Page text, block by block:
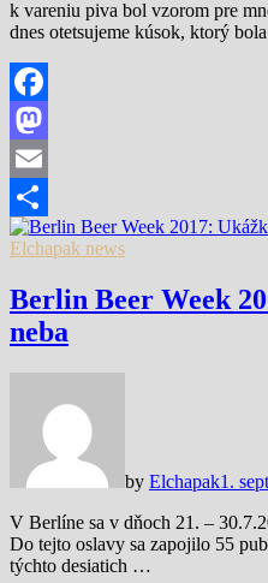
k vareniu piva bol vzorom pre
dnes otetsujeme kúsok, ktorý
Facebook
Mastodon
Email
Share
Elchapak news
Berlin Beer Week
neba
by Elchapak1.
V Berlíne sa v dňoch 21. –
Do tejto oslavy sa zapojilo 55
týchto desiatich …